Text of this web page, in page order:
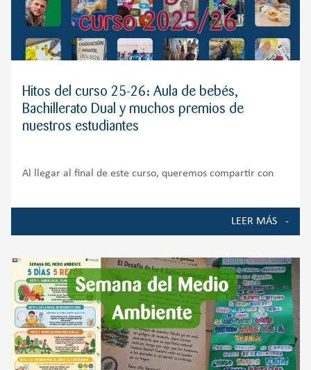
Hitos del curso 25-26: Aula de bebés,
Bachillerato Dual y muchos premios de
nuestros estudiantes
Al llegar al final de este curso, queremos compartir con
momentos, proyectos y logros que han marcado la vida del
Colegio durante el curso 2025-2026. Ha sido un año de
LEER MÁS